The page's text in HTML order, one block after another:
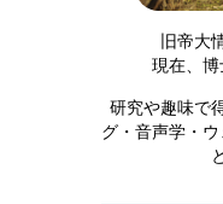
旧帝大
現在、
研究や趣味で
グ・音声学・